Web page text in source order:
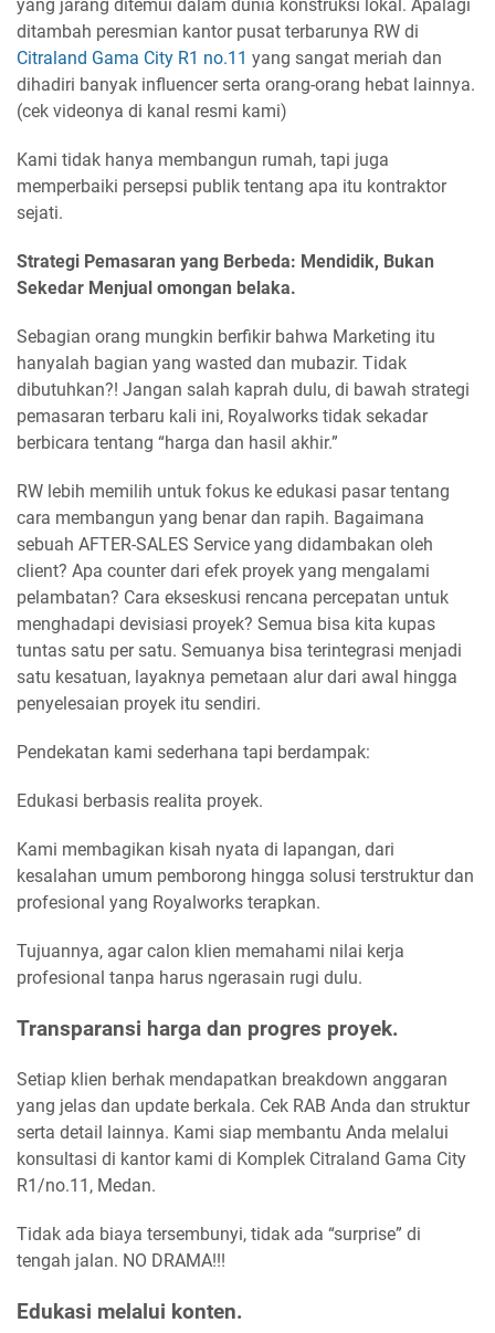
yang jarang ditemui dalam dunia konstruksi lokal. Apalagi
ditambah peresmian kantor pusat terbarunya RW di
Citraland Gama City R1 no.11 yang sangat meriah dan
dihadiri banyak influencer serta orang-orang hebat lainnya.
(cek videonya di kanal resmi kami)
Kami tidak hanya membangun rumah, tapi juga
memperbaiki persepsi publik tentang apa itu kontraktor
sejati.
Strategi Pemasaran yang Berbeda: Mendidik, Bukan
Sekedar Menjual omongan belaka.
Sebagian orang mungkin berfikir bahwa Marketing itu
hanyalah bagian yang wasted dan mubazir. Tidak
dibutuhkan?! Jangan salah kaprah dulu, di bawah strategi
pemasaran terbaru kali ini, Royalworks tidak sekadar
berbicara tentang “harga dan hasil akhir.”
RW lebih memilih untuk fokus ke edukasi pasar tentang
cara membangun yang benar dan rapih. Bagaimana
sebuah AFTER-SALES Service yang didambakan oleh
client? Apa counter dari efek proyek yang mengalami
pelambatan? Cara ekseskusi rencana percepatan untuk
menghadapi devisiasi proyek? Semua bisa kita kupas
tuntas satu per satu. Semuanya bisa terintegrasi menjadi
satu kesatuan, layaknya pemetaan alur dari awal hingga
penyelesaian proyek itu sendiri.
Pendekatan kami sederhana tapi berdampak:
Edukasi berbasis realita proyek.
Kami membagikan kisah nyata di lapangan, dari
kesalahan umum pemborong hingga solusi terstruktur dan
profesional yang Royalworks terapkan.
Tujuannya, agar calon klien memahami nilai kerja
profesional tanpa harus ngerasain rugi dulu.
Transparansi harga dan progres proyek.
Setiap klien berhak mendapatkan breakdown anggaran
yang jelas dan update berkala. Cek RAB Anda dan struktur
serta detail lainnya. Kami siap membantu Anda melalui
konsultasi di kantor kami di Komplek Citraland Gama City
R1/no.11, Medan.
Tidak ada biaya tersembunyi, tidak ada “surprise” di
tengah jalan. NO DRAMA!!!
Edukasi melalui konten.